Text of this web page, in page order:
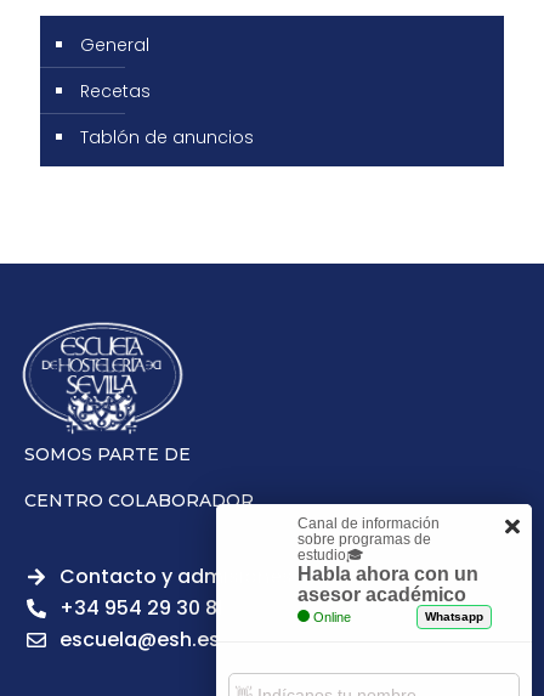
General
Recetas
Tablón de anuncios
SOMOS PARTE DE
CENTRO COLABORADOR
Contacto y admisiones
+34 954 29 30 81
escuela@esh.es
Canal de información
sobre programas de
estudio🎓
Habla ahora con un
asesor académico
Online Whatsapp